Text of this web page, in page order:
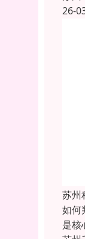
26-
苏州
如何
是‌核